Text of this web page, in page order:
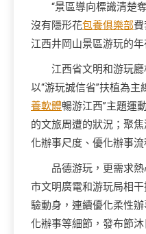
“景區導向標識清楚
沒有隱形花包養俱樂部
江西井岡山景區游玩的年
江西省文明和游玩
以“游玩誠信省”扶植為主
養軟體暢游江西”主題運
的文旅周遭的狀況；聚
化辦事尺度、優化辦事
品德游玩，更需求
市文明廣電和游玩局相
驗動身，連續優化柔性
化辦事等細節，發布節